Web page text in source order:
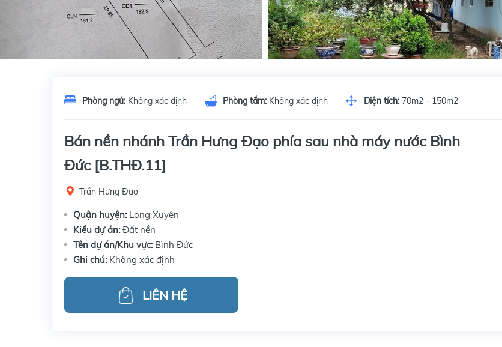
Phòng ngủ: Không xác định Phòng tắm: Không xác định Diện tích: 70m2 - 150m2
Bán nền nhánh Trần Hưng Đạo phía sau nhà máy nước Bình
Đức [B.THĐ.11]
Trần Hưng Đạo
Quận huyện: Long Xuyên
Kiểu dự án:Đất nền
Tên dự án/Khu vực: Bình Đức
Ghi chú: Không xác định
LIÊN HỆ